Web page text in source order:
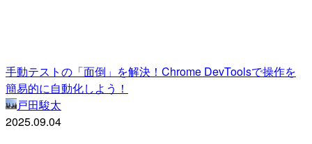
手動テストの「面倒」を解決！Chrome DevToolsで操作を
簡易的に自動化しよう！
戸田駿太
2025.09.04